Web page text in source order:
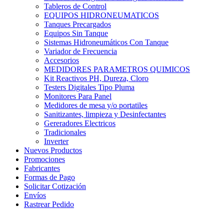
Tableros de Control
EQUIPOS HIDRONEUMATICOS
Tanques Precargados
Equipos Sin Tanque
Sistemas Hidroneumáticos Con Tanque
Variador de Frecuencia
Accesorios
MEDIDORES PARAMETROS QUIMICOS
Kit Reactivos PH, Dureza, Cloro
Testers Digitales Tipo Pluma
Monitores Para Panel
Medidores de mesa y/o portatiles
Sanitizantes, limpieza y Desinfectantes
Gereradores Electricos
Tradicionales
Inverter
Nuevos Productos
Promociones
Fabricantes
Formas de Pago
Solicitar Cotización
Envíos
Rastrear Pedido